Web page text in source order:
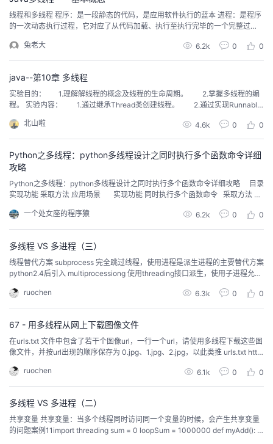
线程和多线程 程序：是一段静态的代码，是应用软件执行的蓝本 进程：是程序
的一次动态执行过程，它对应了从代码加载、执行至执行完毕的一个完整过
执行单位。进程在其执行过程中，可以产生多个线程，形成多条执行线索，每
条线索，即每个线程也有它自身的产生、存在和消亡的过程，也是一个动态的
兔老大 6.2k 0 0
java--第10章 多线程
实验目的： 1.理解解线程的概念及线程的生命周期。 2.掌握多线程的编
程。 实验内容： 1.通过继承Thread类创建线程。 2.通过实现Runnable
北山啦 4.6k 0 0
Python之多线程：python多线程设计之同时执行多个函数命令详细
攻略
Python之多线程：python多线程设计之同时执行多个函数命令详细攻略 目录
实现功能 采取方法 应用场景 实现功能 同时执行多个函数命令 采取方法 T
hreading.Thre...
一个处女座的程序猿 6.2k 0 0
多线程 VS 多进程（三）
线程替代方案 subprocess 完全跳过线程，使用进程是派生进程的主要替代方案
python2.4后引入 multiprocessiong 使用threading接口派生，使用子进程允许
urrent.futures 新的异步执行模块任务级别的操作python3.2后引入 ...
ruochen 6.3k 0 0
67 - 用多线程从网上下载图像文件
在urls.txt 文件中包含了若干个图像url，一行一个url，请使用多线程下载这些图
像文件，并按url出现的顺序保存为 0.jpg、1.jpg、2.jpg，以此类推 urls.txt http
m/00/21/52/16pi...
ruochen 6.1k 0 0
多线程 VS 多进程（二）
共享变量 共享变量：当多个线程同时访问同一个变量的时候，会产生共享变量
的问题案例11import threading sum = 0 loopSum = 1000000 def myAdd(): gl